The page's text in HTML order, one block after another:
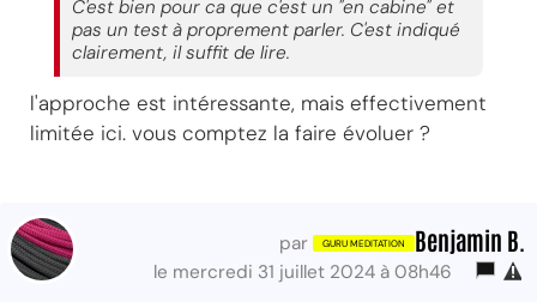
C'est bien pour ca que c'est un "en cabine" et
pas un test à proprement parler. C'est indiqué
clairement, il suffit de lire.
l'approche est intéressante, mais effectivement
limitée ici. vous comptez la faire évoluer ?
par Benjamin B.
le mercredi 31 juillet 2024 à 08h46